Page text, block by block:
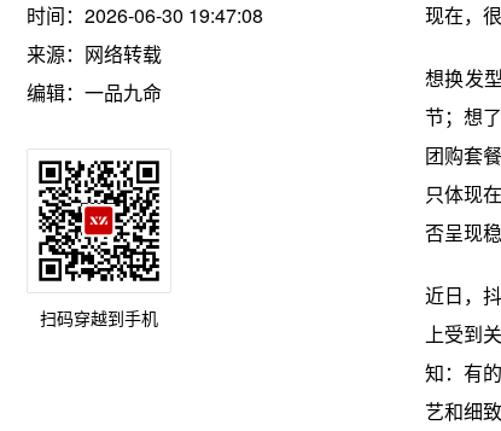
现在，
想换发
节；想
团购套
只体现
否呈现
近日，
上受到
知：有
艺和细
时间：2026-06-30 19:47:08
来源：网络转载
编辑：一品九命
扫码穿越到手机